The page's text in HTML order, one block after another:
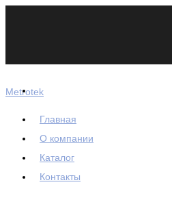
Metrotek
Главная
О компании
Каталог
Контакты